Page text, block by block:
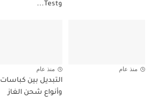
وTest...
منذ عام منذ عام
التبديل بين كباسات
وأنواع شحن الغاز